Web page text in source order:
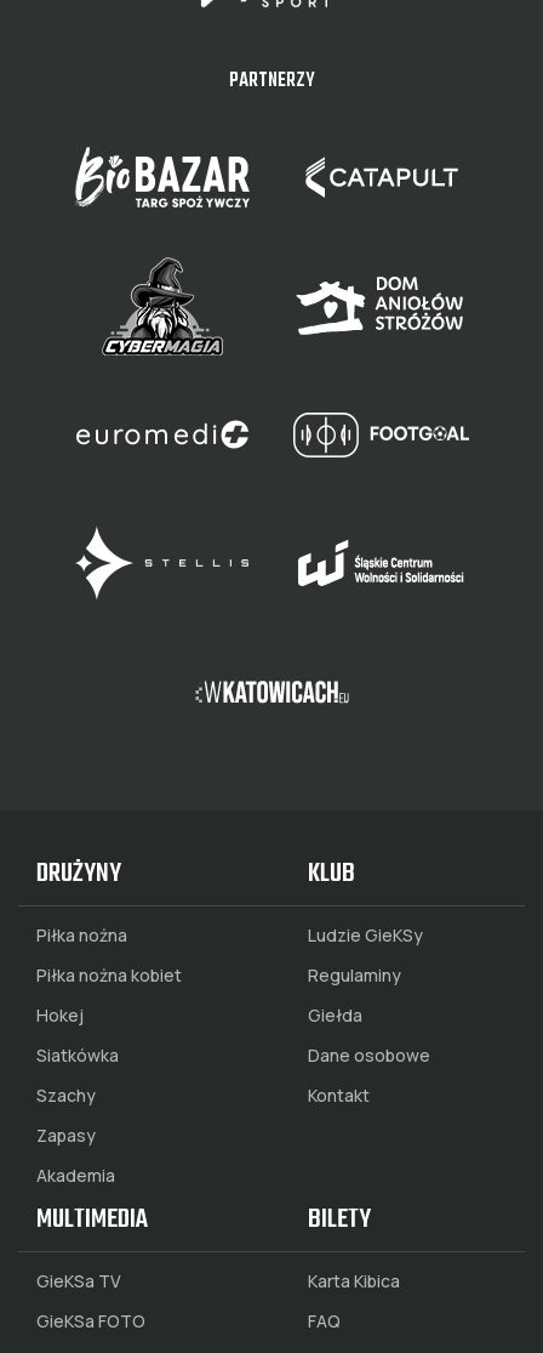
PARTNERZY
DRUŻYNY
Piłka nożna
Piłka nożna kobiet
Hokej
Siatkówka
Szachy
Zapasy
Akademia
KLUB
Ludzie GieKSy
Regulaminy
Giełda
Dane osobowe
Kontakt
MULTIMEDIA
GieKSa TV
GieKSa FOTO
BILETY
Karta Kibica
FAQ